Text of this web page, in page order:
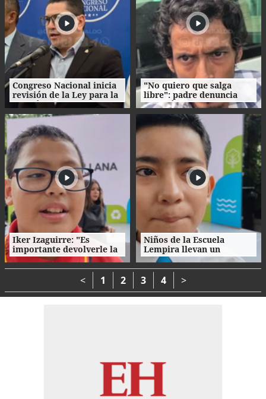
Congreso Nacional inicia
revisión de la Ley para la
Gestión Integral de
Residuos en Honduras
"No quiero que salga
libre": padre denuncia
agresión de su propio
hijo en La Ceiba
Iker Izaguirre: "Es
importante devolverle la
vida a las zonas verdes de
Honduras"
Niños de la Escuela
Lempira llevan un
mensaje de conciencia
ambiental a Honduras
< 1 2 3 4 >